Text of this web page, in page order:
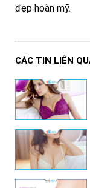
đẹp hoàn mỹ.
CÁC TIN LIÊN